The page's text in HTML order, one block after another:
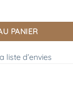
Roty
PANIER
liste d’envies